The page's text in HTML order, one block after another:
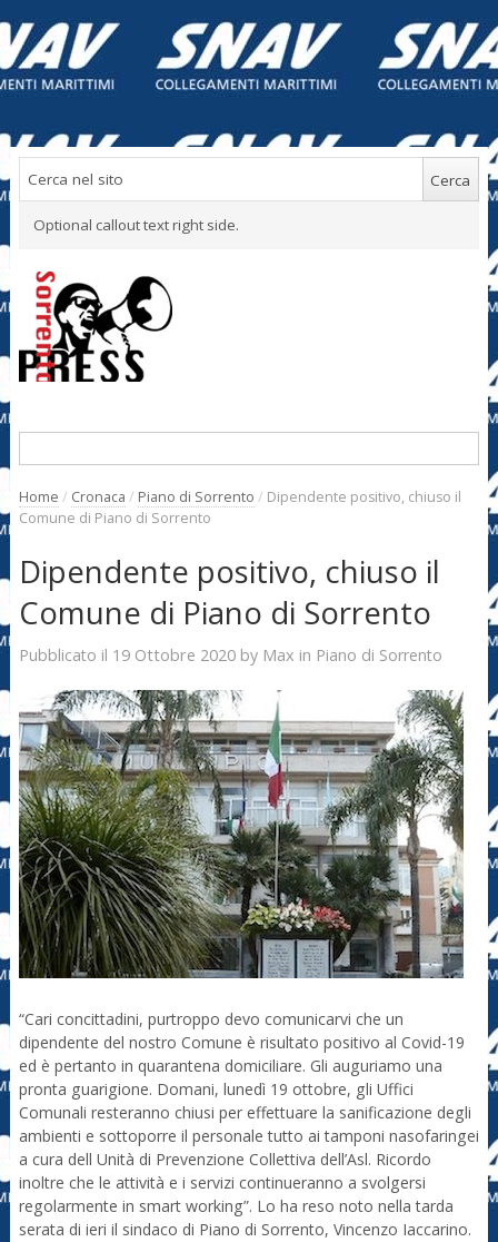
Optional callout text right side.
Home / Cronaca / Piano di Sorrento / Dipendente positivo, chiuso il
Comune di Piano di Sorrento
Dipendente positivo, chiuso il
Comune di Piano di Sorrento
Pubblicato il 19 Ottobre 2020by Max in Piano di Sorrento
“Cari concittadini, purtroppo devo comunicarvi che un
dipendente del nostro Comune è risultato positivo al Covid-19
ed è pertanto in quarantena domiciliare. Gli auguriamo una
pronta guarigione. Domani, lunedì 19 ottobre, gli Uffici
Comunali resteranno chiusi per effettuare la sanificazione degli
ambienti e sottoporre il personale tutto ai tamponi nasofaringei
a cura dell Unità di Prevenzione Collettiva dell’Asl. Ricordo
inoltre che le attività e i servizi continueranno a svolgersi
regolarmente in smart working”. Lo ha reso noto nella tarda
serata di ieri il sindaco di Piano di Sorrento, Vincenzo Iaccarino.